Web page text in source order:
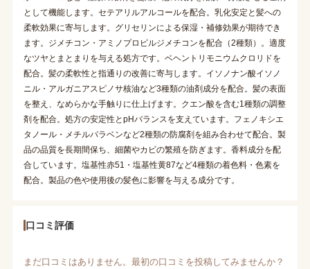
として機能します。セテアリルアルコールを配合。乳化安定と髪への
柔軟効果に寄与します。グリセリンによる保湿・補修効果が期待でき
ます。ジメチコン・アミノプロピルジメチコンを配合（2種類）。適度
なツヤとまとまりを与える処方です。ベヘントリモニウムクロリドを
配合。髪の柔軟性と指通りの改善に寄与します。イソノナン酸イソノ
ニル・アルガニアスピノサ核油など3種類の油剤成分を配合。髪の表面
を整え、なめらかな手触りに仕上げます。クエン酸を含む1種類の調整
剤を配合。処方の安定性とpHバランスを支えています。フェノキシエ
タノール・メチルパラベンなど2種類の防腐剤を組み合わせて配合。製
品の品質を長期間保ち、細菌やカビの繁殖を防ぎます。香料成分を配
合しています。塩基性赤51・塩基性黄87など4種類の着色料・色素を
配合。製品の色や使用後の髪色に影響を与える成分です。
口コミ評価
まだ口コミはありません。最初の口コミを投稿してみませんか？